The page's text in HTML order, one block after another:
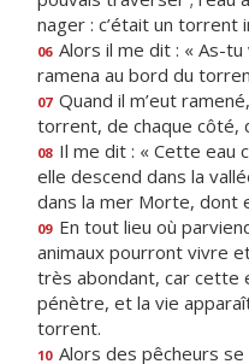
nager : c’était un torrent
06 Alors il me dit : « As-tu
ramena au bord du
07 Quand il m’eut
torrent, de chaque côté,
08 Il me dit : « Cette eau
elle descend dans la
dans la mer Morte, dont
09 En tout lieu où
animaux pourront vivre
très abondant, car cette
pénètre, et la vie
torrent.
10 Alors des pêcheurs